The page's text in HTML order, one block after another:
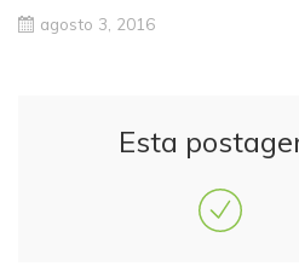
agosto 3, 2016
Esta